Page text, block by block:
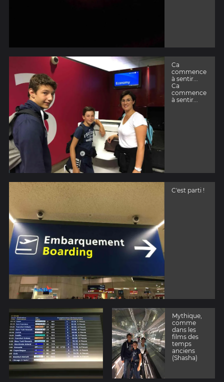
Ca
commence
à sentir...
Ca
commence
à sentir...
C'est parti !
Mythique,
comme
dans les
films des
temps
anciens
(Shasha)